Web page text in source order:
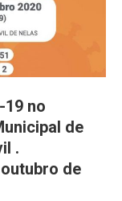
no
de
.
de